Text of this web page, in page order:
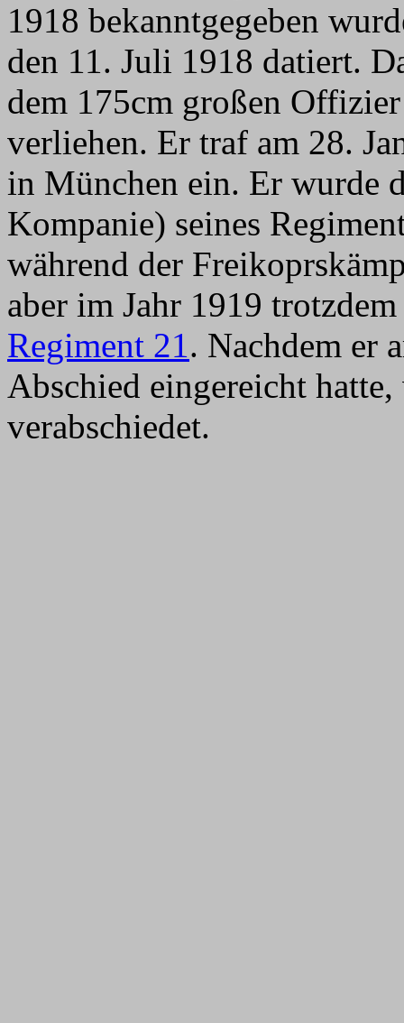
1918 bekanntgegeben
den 11. Juli 1918 datiert.
dem 175cm großen
verliehen. Er traf am 28.
in München ein. Er wurde
Kompanie) seines
während der
aber im Jahr 1919
Regiment 21. Nachdem er
Abschied eingereicht
verabschiedet.